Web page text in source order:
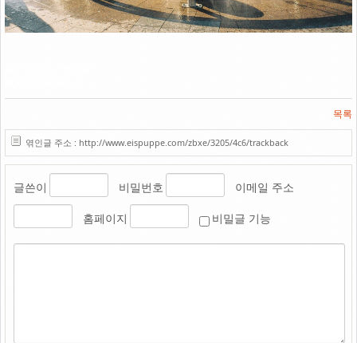
목록
엮인글 주소 : http://www.eispuppe.com/zbxe/3205/4c6/trackback
글쓴이 비밀번호 이메일 주소
홈페이지 비밀글 기능